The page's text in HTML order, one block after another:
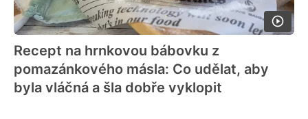
Recept na hrnkovou bábovku z
pomazánkového másla: Co udělat, aby
byla vláčná a šla dobře vyklopit